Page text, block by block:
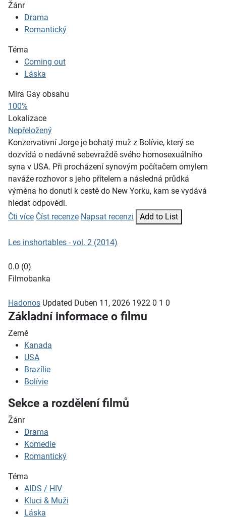
Žánr
Drama
Romantický
Téma
Coming out
Láska
Míra Gay obsahu
100%
Lokalizace
Nepřeložený
Konzervativní Jorge je bohatý muž z Bolívie, který se
dozvídá o nedávné sebevraždě svého homosexuálního
syna v USA. Při procházení synovým počítačem omylem
naváže rozhovor s jeho přítelem a následná průdká
výměna ho donutí k cestě do New Yorku, kam se vydává
hledat odpovědi.
Čti více Číst recenze Napsat recenzi Add to List
Les inshortables - vol. 2 (2014)
0.0 (0)
Filmobanka
Hadonos Updated Duben 11, 2026 1922 0 1 0
Základní informace o filmu
Země
Kanada
USA
Brazílie
Bolívie
Sekce a rozdělení filmů
Žánr
Drama
Komedie
Romantický
Téma
AIDS / HIV
Kluci & Muži
Láska